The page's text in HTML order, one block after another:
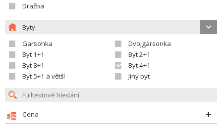
Dražba
Byty
Garsonka
Dvojgarsonka
Byt 1+1
Byt 2+1
Byt 3+1
Byt 4+1
Byt 5+1 a větší
Jiný byt
Cena